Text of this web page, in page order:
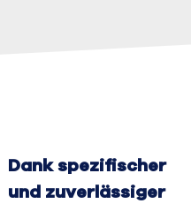
Dank spezifischer
und zuverlässiger